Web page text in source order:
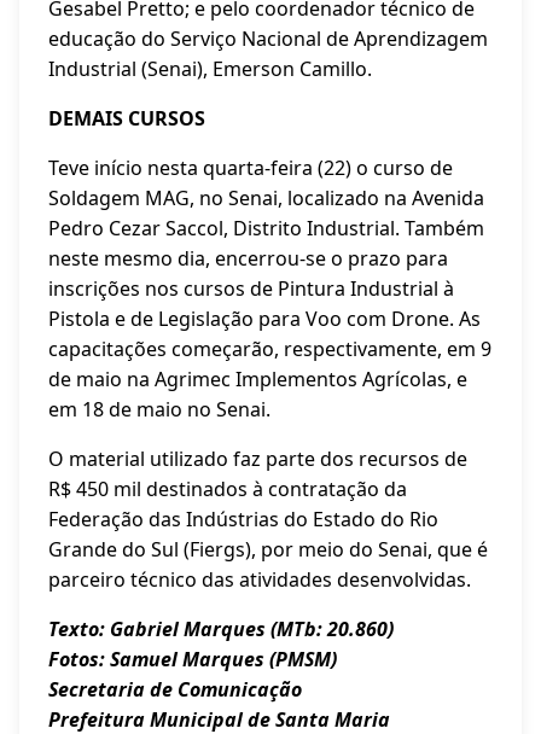
Gesabel Pretto; e pelo coordenador técnico de
educação do Serviço Nacional de Aprendizagem
Industrial (Senai), Emerson Camillo.
DEMAIS CURSOS
Teve início nesta quarta-feira (22) o curso de
Soldagem MAG, no Senai, localizado na Avenida
Pedro Cezar Saccol, Distrito Industrial. Também
neste mesmo dia, encerrou-se o prazo para
inscrições nos cursos de Pintura Industrial à
Pistola e de Legislação para Voo com Drone. As
capacitações começarão, respectivamente, em 9
de maio na Agrimec Implementos Agrícolas, e
em 18 de maio no Senai.
O material utilizado faz parte dos recursos de
R$ 450 mil destinados à contratação da
Federação das Indústrias do Estado do Rio
Grande do Sul (Fiergs), por meio do Senai, que é
parceiro técnico das atividades desenvolvidas.
Texto: Gabriel Marques (MTb: 20.860)
Fotos: Samuel Marques (PMSM)
Secretaria de Comunicação
Prefeitura Municipal de Santa Maria